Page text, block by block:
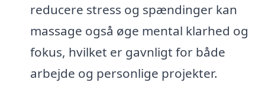
reducere stress og spændinger kan
massage også øge mental klarhed og
fokus, hvilket er gavnligt for både
arbejde og personlige projekter.